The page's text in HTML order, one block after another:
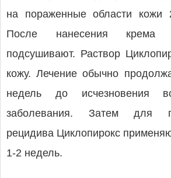
на пораженные области кожи
После нанесения крема
подсушивают. Раствор
кожу. Лечение обычно
недель до исчезновения
заболевания. Затем для
рецидива Циклопирокс
1-2 недель.